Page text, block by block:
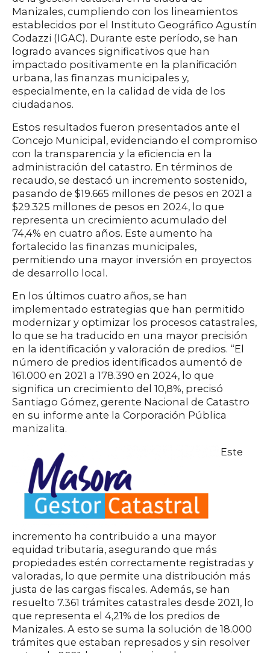
Manizales, cumpliendo con los lineamientos
establecidos por el Instituto Geográfico Agustín
Codazzi (IGAC). Durante este período, se han
logrado avances significativos que han
impactado positivamente en la planificación
urbana, las finanzas municipales y,
especialmente, en la calidad de vida de los
ciudadanos.
Estos resultados fueron presentados ante el
Concejo Municipal, evidenciando el compromiso
con la transparencia y la eficiencia en la
administración del catastro. En términos de
recaudo, se destacó un incremento sostenido,
pasando de $19.665 millones de pesos en 2021 a
$29.325 millones de pesos en 2024, lo que
representa un crecimiento acumulado del
74,4% en cuatro años. Este aumento ha
fortalecido las finanzas municipales,
permitiendo una mayor inversión en proyectos
de desarrollo local.
En los últimos cuatro años, se han
implementado estrategias que han permitido
modernizar y optimizar los procesos catastrales,
lo que se ha traducido en una mayor precisión
en la identificación y valoración de predios. “El
número de predios identificados aumentó de
161.000 en 2021 a 178.390 en 2024, lo que
significa un crecimiento del 10,8%, precisó
Santiago Gómez, gerente Nacional de Catastro
en su informe ante la Corporación Pública
manizalita.
Este
incremento ha contribuido a una mayor
equidad tributaria, asegurando que más
propiedades estén correctamente registradas y
valoradas, lo que permite una distribución más
justa de las cargas fiscales. Además, se han
resuelto 7.361 trámites catastrales desde 2021, lo
que representa el 4,21% de los predios de
Manizales. A esto se suma la solución de 18.000
trámites que estaban represados y sin resolver